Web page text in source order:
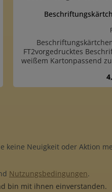
FT2vorgedrucktes
weißem Kartonpassend
keine Neuigkeit oder Aktion
Nutzungsbedingungen.
bin mit ihnen einverstanden.